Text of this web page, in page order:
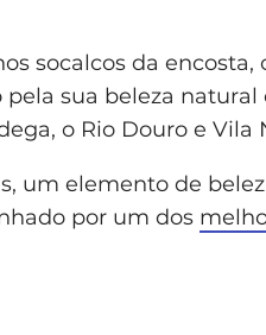
socalcos da encosta,
sua beleza natural
o Rio Douro e Vila
um elemento de
por um dos